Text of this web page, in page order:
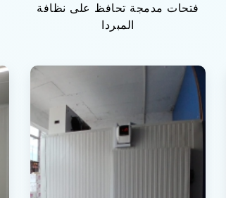
فتحات مدمجة تحافظ على نظافة
المبردا